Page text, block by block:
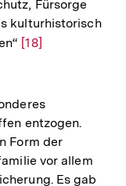
Fürsorge
kulturhistorisch
Zur
Fußnote
[18]
entzogen.
Form der
vor allem
Es gab